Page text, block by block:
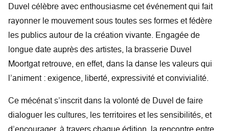
Duvel célèbre avec enthousiasme cet événement qui fait
rayonner le mouvement sous toutes ses formes et fédère
les publics autour de la création vivante. Engagée de
longue date auprès des artistes, la brasserie Duvel
Moortgat retrouve, en effet, dans la danse les valeurs qui
l’animent : exigence, liberté, expressivité et convivialité.
Ce mécénat s’inscrit dans la volonté de Duvel de faire
dialoguer les cultures, les territoires et les sensibilités, et